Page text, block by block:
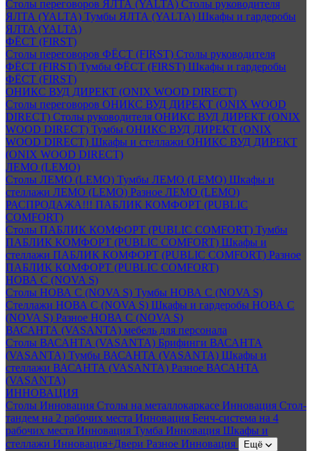
Столы переговоров ЯЛТА (YALTA) Столы руководителя
ЯЛТА (YALTA) Тумбы ЯЛТА (YALTA) Шкафы и гардеробы
ЯЛТА (YALTA)
ФЁСТ (FIRST)
Столы переговоров ФЁСТ (FIRST) Столы руководителя
ФЁСТ (FIRST) Тумбы ФЁСТ (FIRST) Шкафы и гардеробы
ФЁСТ (FIRST)
ОНИКС ВУД ДИРЕКТ (ONIX WOOD DIRECT)
Столы переговоров ОНИКС ВУД ДИРЕКТ (ONIX WOOD
DIRECT) Столы руководителя ОНИКС ВУД ДИРЕКТ (ONIX
WOOD DIRECT) Тумбы ОНИКС ВУД ДИРЕКТ (ONIX
WOOD DIRECT) Шкафы и стеллажи ОНИКС ВУД ДИРЕКТ
(ONIX WOOD DIRECT)
ЛЕМО (LEMO)
Столы ЛЕМО (LEMO) Тумбы ЛЕМО (LEMO) Шкафы и
стеллажи ЛЕМО (LEMO) Разное ЛЕМО (LEMO)
РАСПРОДАЖА!!! ПАБЛИК КОМФОРТ (PUBLIC
COMFORT)
Столы ПАБЛИК КОМФОРТ (PUBLIC COMFORT) Тумбы
ПАБЛИК КОМФОРТ (PUBLIC COMFORT) Шкафы и
стеллажи ПАБЛИК КОМФОРТ (PUBLIC COMFORT) Разное
ПАБЛИК КОМФОРТ (PUBLIC COMFORT)
НОВА С (NOVA S)
Столы НОВА С (NOVA S) Тумбы НОВА С (NOVA S)
Стеллажи НОВА С (NOVA S) Шкафы и гардеробы НОВА С
(NOVA S) Разное НОВА С (NOVA S)
ВАСАНТА (VASANTA) мебель для персонала
Столы ВАСАНТА (VASANTA) Брифинги ВАСАНТА
(VASANTA) Тумбы ВАСАНТА (VASANTA) Шкафы и
стеллажи ВАСАНТА (VASANTA) Разное ВАСАНТА
(VASANTA)
ИННОВАЦИЯ
Столы Инновация Столы на металлокаркасе Инновация Стол-
тандем на 2 рабочих места Инновация Бенч-система на 4
рабочих места Инновация Тумба Инновация Шкафы и
стеллажи Инновация+Двери Разное Инновация Ещё